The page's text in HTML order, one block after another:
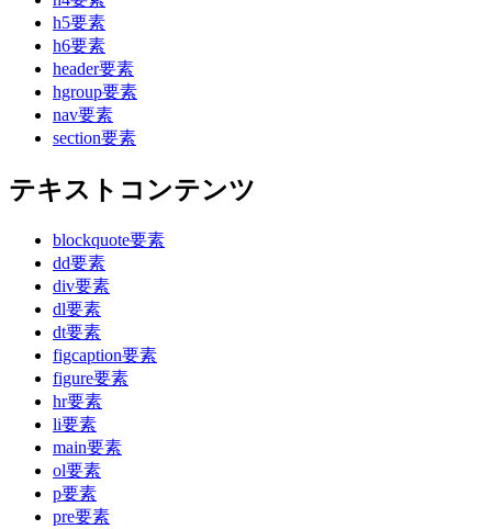
h5要素
h6要素
header要素
hgroup要素
nav要素
section要素
テキストコンテンツ
blockquote要素
dd要素
div要素
dl要素
dt要素
figcaption要素
figure要素
hr要素
li要素
main要素
ol要素
p要素
pre要素